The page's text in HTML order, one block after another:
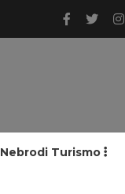
Nebrodi Turismo